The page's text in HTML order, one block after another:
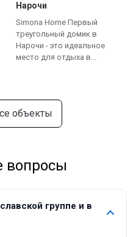
Нарочи
Simona Home Первый
треугольный домик в
Нарочи - это идеальное
место для отдыха в...
объекты
вопросы
группе и в